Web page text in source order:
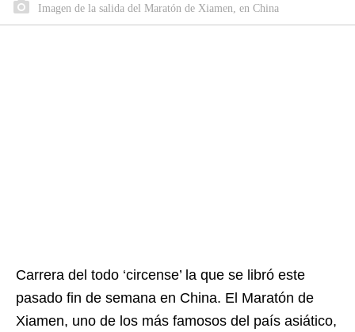
Imagen de la salida del Maratón de Xiamen, en China
Carrera del todo ‘circense’ la que se libró este
pasado fin de semana en China. El Maratón de
Xiamen, uno de los más famosos del país asiático,